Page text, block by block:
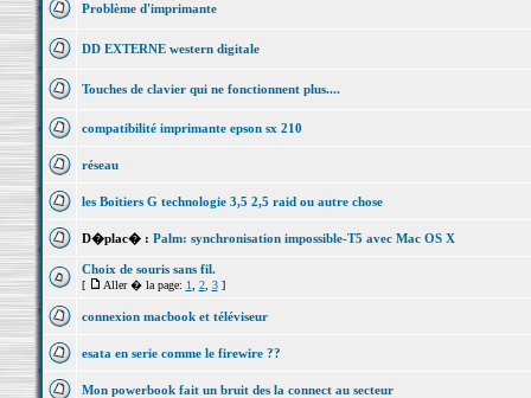
Problème d'imprimante
DD EXTERNE western digitale
Touches de clavier qui ne fonctionnent plus....
compatibilité imprimante epson sx 210
réseau
les Boitiers G technologie 3,5 2,5 raid ou autre chose
D�plac� : Palm: synchronisation impossible-T5 avec Mac OS X
Choix de souris sans fil.
[ Aller � la page: 1 2, 3]
connexion macbook et téléviseur
esata en serie comme le firewire ??
Mon powerbook fait un bruit des la connect au secteur